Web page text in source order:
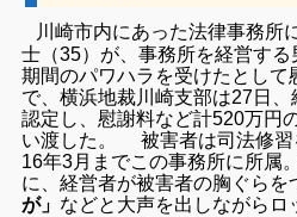
川崎市内にあった法律事務所
士（35）が、事務所を経営す
期間のパワハラを受けたとして
で、横浜地裁川崎支部は27日
認定し、慰謝料など計520万円
い渡した。 被害者は司法修習
16年3月までこの事務所に所属
に、経営者が被害者の胸ぐらを
が」 などと大声を出しながらロ